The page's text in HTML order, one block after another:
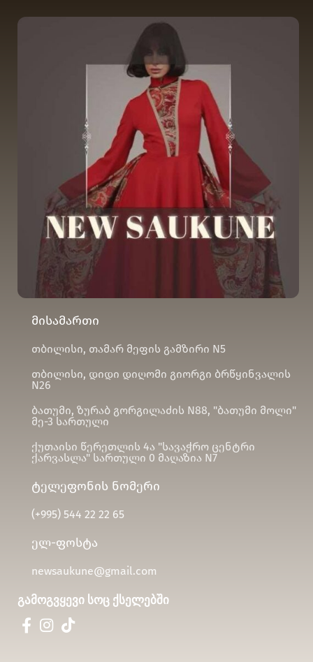
მისამართი
თბილისი, თამარ მეფის გამზირი N5
თბილისი, დიდი დიღომი გიორგი ბრწყინვალის
N26
ბათუმი, ზურაბ გორგილაძის N88, "ბათუმი მოლი"
მე-3 სართული
ქუთაისი წერეთლის 4ა "სავაჭრო ცენტრი
ქარვასლა" სართული 0 მაღაზია N7
ტელეფონის ნომერი
(+995)544 22 22 65
ელ-ფოსტა
newsaukune@gmail.com
გამოგვყევი სოც ქსელებში